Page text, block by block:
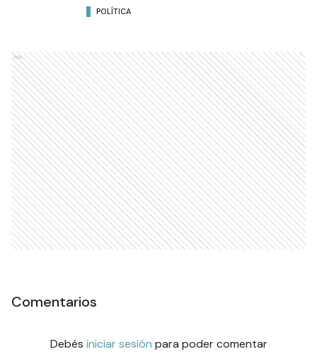
POLÍTICA
Ads
Comentarios
Debés iniciar sesión para poder comentar